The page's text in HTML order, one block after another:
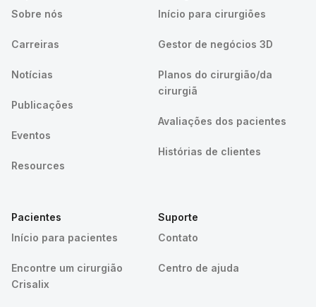
Sobre nós
Carreiras
Notícias
Publicações
Eventos
Resources
Início para cirurgiões
Gestor de negócios 3D
Planos do cirurgião/da
cirurgiã
Avaliações dos pacientes
Histórias de clientes
Pacientes
Início para pacientes
Encontre um cirurgião
Crisalix
Suporte
Contato
Centro de ajuda